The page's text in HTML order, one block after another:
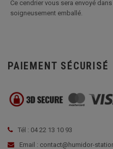
Ce cendrier vous sera envoyé
soigneusement emballé.
PAIEMENT SÉCURISÉ
Tél : 04 22 13 10 93
Email : contact@humidor-